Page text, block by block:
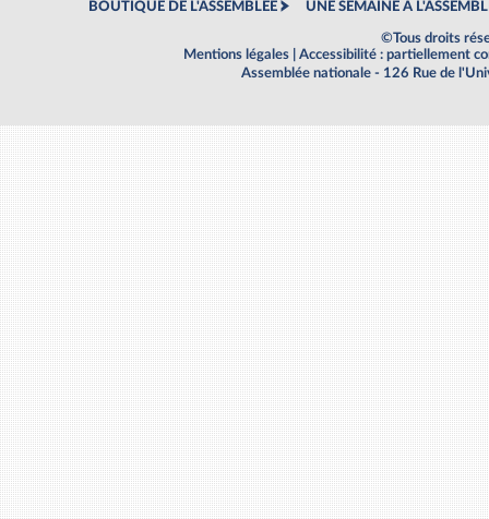
BOUTIQUE DE L'ASSEMBLEE UNE SEMAINE À
©Tous droits
Mentions légales
Accessibilité : partiellement
Assemblée nationale - 126 Rue de